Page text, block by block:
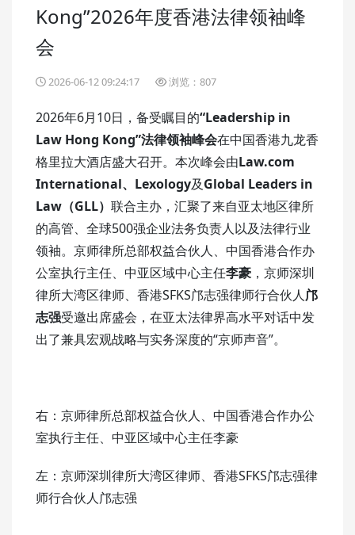
Kong”2026年度香港法律领袖峰
会
2026-06-12 09:24:17 浏览：807
2026年6月10日，备受瞩目的“Leadership in
Law Hong Kong”法律领袖峰会在中国香港九龙香
格里拉大酒店盛大召开。本次峰会由Law.com
International、Lexology及Global Leaders in
Law（GLL） 联合主办，汇聚了来自亚太地区律所
的高管、全球500强企业法务负责人以及法律行业
领袖。京师律所总部权益合伙人、中国香港合作办
公室执行主任、中亚区域中心主任李豪 ，京师深圳
律所大湾区律师、香港SFKS邝志强律师行合伙人邝
志强受邀出席盛会，在亚太法律界高水平对话中发
出了兼具宏观战略与实务深度的“京师声音”。
右：京师律所总部权益合伙人、中国香港合作办公
室执行主任、中亚区域中心主任李豪
左：京师深圳律所大湾区律师、香港SFKS邝志强律
师行合伙人邝志强